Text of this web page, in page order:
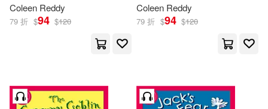
Coleen Reddy
79 折 $94 $120
Coleen Reddy
79 折 $94 $120